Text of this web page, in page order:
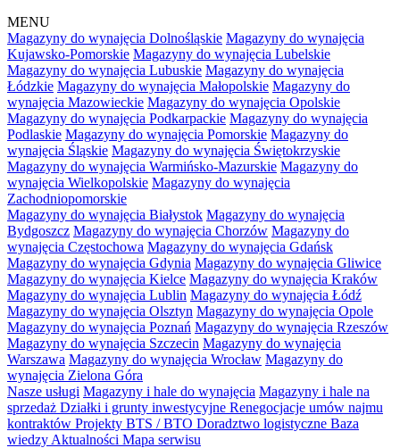
MENU
Magazyny do wynajęcia Dolnośląskie Magazyny do wynajęcia
Kujawsko-Pomorskie Magazyny do wynajęcia Lubelskie
Magazyny do wynajęcia Lubuskie Magazyny do wynajęcia
Łódzkie Magazyny do wynajęcia Małopolskie Magazyny do
wynajęcia Mazowieckie Magazyny do wynajęcia Opolskie
Magazyny do wynajęcia Podkarpackie Magazyny do wynajęcia
Podlaskie Magazyny do wynajęcia Pomorskie Magazyny do
wynajęcia Śląskie Magazyny do wynajęcia Świętokrzyskie
Magazyny do wynajęcia Warmińsko-Mazurskie Magazyny do
wynajęcia Wielkopolskie Magazyny do wynajęcia
Zachodniopomorskie
Magazyny do wynajęcia Białystok Magazyny do wynajęcia
Bydgoszcz Magazyny do wynajęcia Chorzów Magazyny do
wynajęcia Częstochowa Magazyny do wynajęcia Gdańsk
Magazyny do wynajęcia Gdynia Magazyny do wynajęcia Gliwice
Magazyny do wynajęcia Kielce Magazyny do wynajęcia Kraków
Magazyny do wynajęcia Lublin Magazyny do wynajęcia Łódź
Magazyny do wynajęcia Olsztyn Magazyny do wynajęcia Opole
Magazyny do wynajęcia Poznań Magazyny do wynajęcia Rzeszów
Magazyny do wynajęcia Szczecin Magazyny do wynajęcia
Warszawa Magazyny do wynajęcia Wrocław Magazyny do
wynajęcia Zielona Góra
Nasze usługi Magazyny i hale do wynajęcia Magazyny i hale na
sprzedaż Działki i grunty inwestycyjne Renegocjacje umów najmu
kontraktów Projekty BTS / BTO Doradztwo logistyczne Baza
wiedzy Aktualności Mapa serwisu